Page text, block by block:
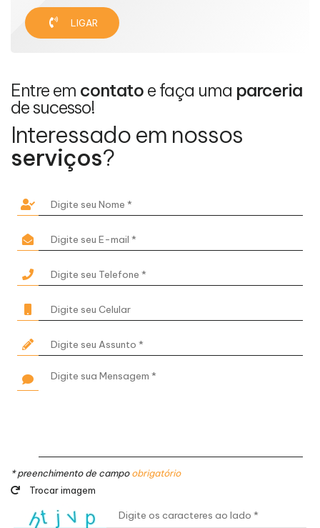
LIGAR
Entre em contato e faça uma parceria
de sucesso!
Interessado em nossos
serviços?
* preenchimento de campoobrigatório
Trocar imagem